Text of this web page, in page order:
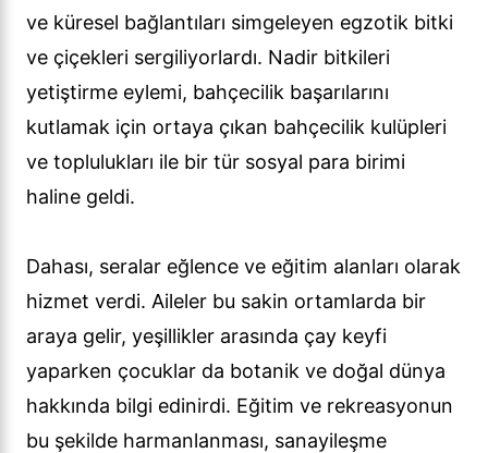
ve küresel bağlantıları simgeleyen egzotik bitki
ve çiçekleri sergiliyorlardı. Nadir bitkileri
yetiştirme eylemi, bahçecilik başarılarını
kutlamak için ortaya çıkan bahçecilik kulüpleri
ve toplulukları ile bir tür sosyal para birimi
haline geldi.
Dahası, seralar eğlence ve eğitim alanları olarak
hizmet verdi. Aileler bu sakin ortamlarda bir
araya gelir, yeşillikler arasında çay keyfi
yaparken çocuklar da botanik ve doğal dünya
hakkında bilgi edinirdi. Eğitim ve rekreasyonun
bu şekilde harmanlanması, sanayileşme